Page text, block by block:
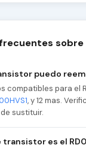
sobre
puedo
compatibles para el
, y 12 mas.
sustituir.
es el